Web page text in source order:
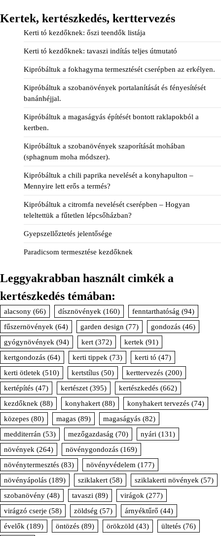
Kertek, kertészkedés, kerttervezés
Kerti tó kezdőknek: őszi teendők listája
Kerti tó kezdőknek: tavaszi indítás teljes útmutató
Kipróbáltuk a fokhagyma termesztését cserépben az erkélyen.
Kipróbáltuk a szobanövények portalanítását és fényesítését
banánhéjjal.
Kipróbáltuk a magaságyás építését bontott raklapokból a
kertben.
Kipróbáltuk a szobanövények szaporítását mohában
(sphagnum moha módszer).
Kipróbáltuk a chili paprika nevelését a konyhapulton –
Mennyire lett erős a termés?
Kipróbáltuk a citromfa nevelését cserépben – Hogyan
teleltettük a fűtetlen lépcsőházban?
Gyepszellőztetés jelentősége
Paradicsom termesztése kezdőknek
Leggyakrabban használt cimkék a
kertészkedés témában:
alacsony (66) dísznövények (160) fenntarthatóság (94)
fűszernövények (64) garden design (77) gondozás (46)
gyógynövények (94) kert (372) kertek (91)
kertgondozás (64) kerti tippek (73) kerti tó (47)
kerti ötletek (510) kertstílus (50) kerttervezés (200)
kertépítés (47) kertészet (395) kertészkedés (662)
kezdőknek (88) konyhakert (88) konyhakert tervezés (74)
közepes (80) magas (89) magaságyás (82)
medditerrán (53) mezőgazdaság (70) nyári (131)
növények (264) növénygondozás (169)
növénytermesztés (83) növényvédelem (177)
növényápolás (189) sziklakert (58) sziklakerti növények (57)
szobanövény (48) tavaszi (89) virágok (277)
virágzó cserje (58) zöldség (57) árnyéktűrő (44)
évelők (189) öntözés (89) örökzöld (43) ültetés (76)